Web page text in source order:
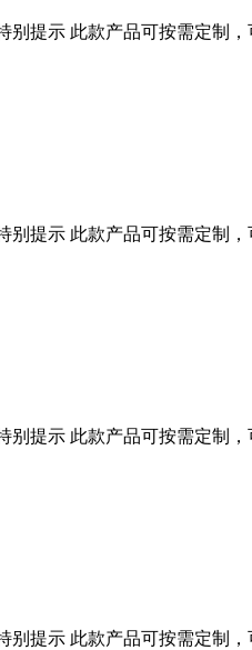
别提示 此款产品可按需定制
别提示 此款产品可按需定制
别提示 此款产品可按需定制
别提示 此款产品可按需定制